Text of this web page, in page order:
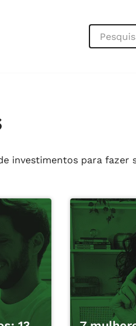
investimentos para